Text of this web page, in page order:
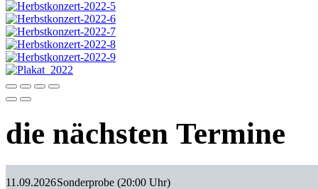
die nächsten Termine
11.09.2026Sonderprobe (20:00 Uhr)